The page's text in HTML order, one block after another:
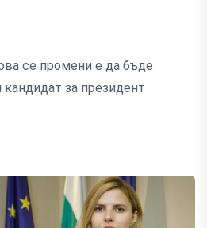
се промени е да бъде
за президент